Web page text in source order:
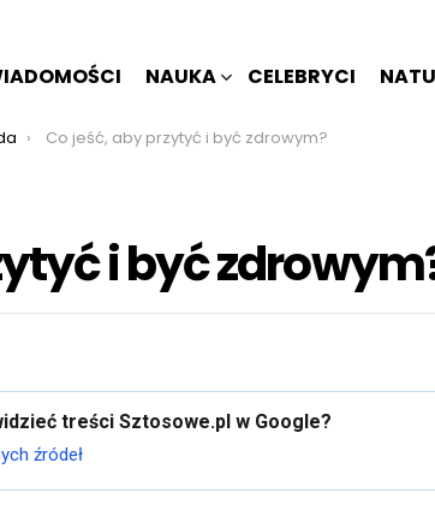
NAUKA CELEBRYCI
Co jeść, aby przytyć i być zdrowym?
i być
treści Sztosowe.pl w Google?
źródeł